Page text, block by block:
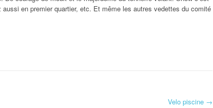
en premier quartier, etc. Et même les autres vedettes du comité
Velo piscine →